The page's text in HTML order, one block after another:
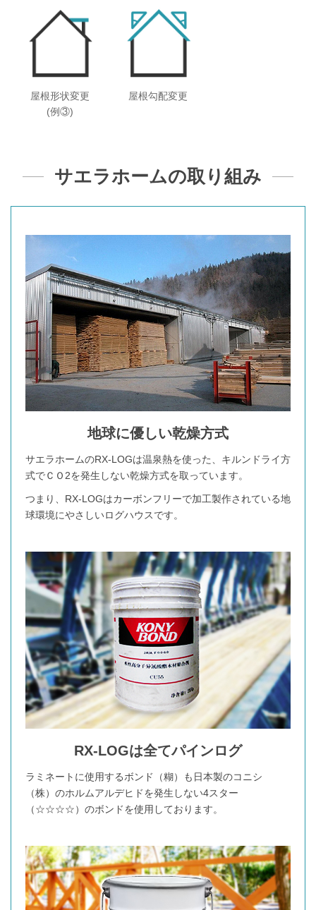
屋根形状変更
(例③)
屋根勾配変更
サエラホームの取り組み
地球に優しい乾燥方式
サエラホームのRX-LOGは温泉熱を使った、キルンドライ方
式でＣＯ2を発生しない乾燥方式を取っています。
つまり、RX-LOGはカーボンフリーで加工製作されている地
球環境にやさしいログハウスです。
RX-LOGは全てパインログ
ラミネートに使用するボンド（糊）も日本製のコニシ
（株）のホルムアルデヒドを発生しない4スター
（☆☆☆☆）のボンドを使用しております。